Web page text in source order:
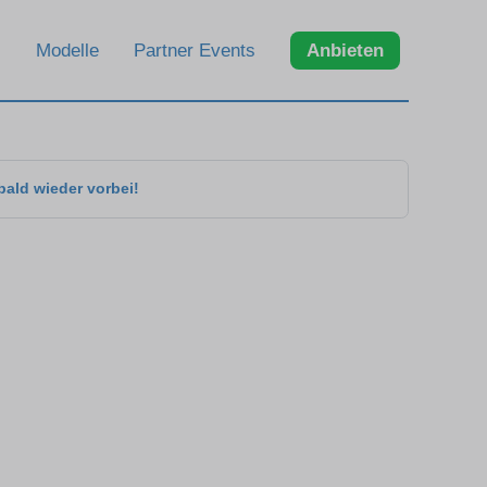
Modelle Partner Events Anbieten
wieder vorbei!